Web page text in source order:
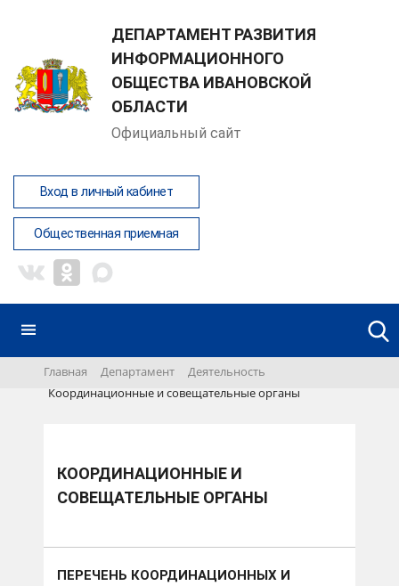
ДЕПАРТАМЕНТ РАЗВИТИЯ
ИНФОРМАЦИОННОГО
ОБЩЕСТВА ИВАНОВСКОЙ
ОБЛАСТИ
Официальный сайт
Вход в личный кабинет
Общественная приемная
Главная Департамент
Деятельность
Координационные и совещательные органы
КООРДИНАЦИОННЫЕ И
СОВЕЩАТЕЛЬНЫЕ ОРГАНЫ
ПЕРЕЧЕНЬ КООРДИНАЦИОННЫХ И